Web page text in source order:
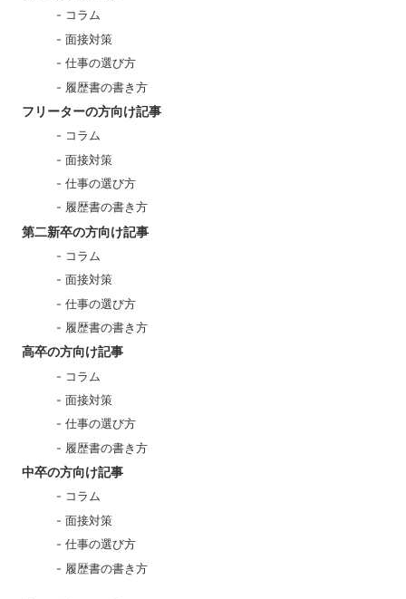
コラム
面接対策
仕事の選び方
履歴書の書き方
フリーターの方向け記事
コラム
面接対策
仕事の選び方
履歴書の書き方
第二新卒の方向け記事
コラム
面接対策
仕事の選び方
履歴書の書き方
高卒の方向け記事
コラム
面接対策
仕事の選び方
履歴書の書き方
中卒の方向け記事
コラム
面接対策
仕事の選び方
履歴書の書き方